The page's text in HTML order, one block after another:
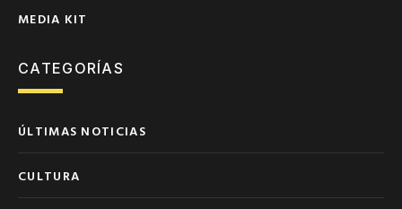
MEDIA KIT
CATEGORÍAS
ÚLTIMAS NOTICIAS
CULTURA